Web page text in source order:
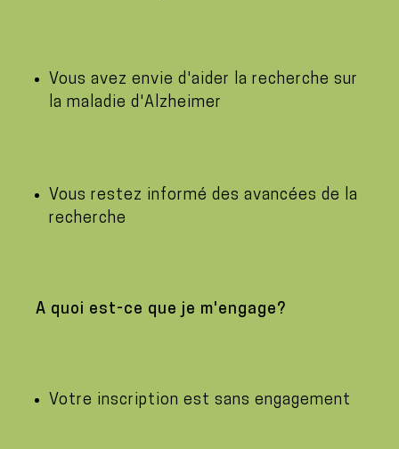
Vous avez envie d'aider la recherche sur
la maladie d'Alzheimer
Vous restez informé des avancées de la
recherche
A quoi est-ce que je m'engage?
Votre inscription est sans engagement